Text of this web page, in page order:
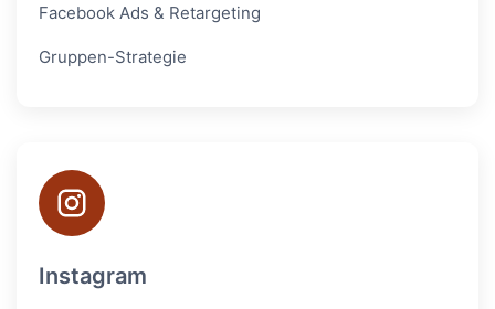
Facebook Ads & Retargeting
Gruppen-Strategie
Instagram